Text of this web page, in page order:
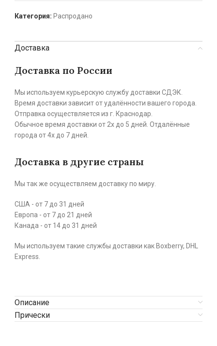
Категория: Распродано
Доставка
Доставка по России
Мы используем курьерскую службу доставки СДЭК.
Время доставки зависит от удалённости вашего города.
Отправка осуществляется из г. Краснодар.
Обычное время доставки от 2х до 5 дней. Отдалённые
города от 4х до 7 дней.
Доставка в другие страны
Мы так же осуществляем доставку по миру.
США - от 7 до 31 дней
Европа - от 7 до 21 дней
Канада - от 14 до 31 дней
Мы используем такие службы доставки как Boxberry, DHL
Express.
Описание
Прически